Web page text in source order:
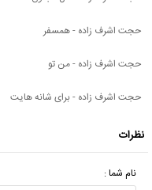
حجت اشرف زاده - همسفر
حجت اشرف زاده - من تو
حجت اشرف زاده - برای شانه هایت
نظرات
نام شما :